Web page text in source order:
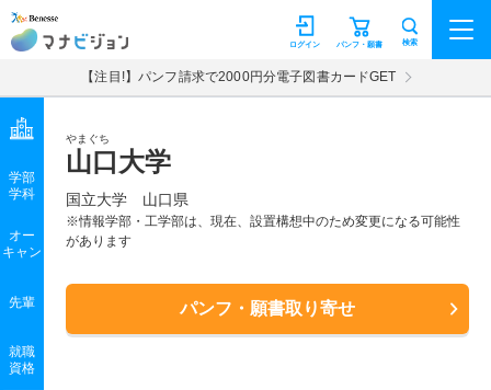
マナビジョン パンフ・願書
ログイン 検索
【注目!】パンフ請求で2000円分電子図書カードGET
やまぐち
山口大学
国立大学 山口県
※情報学部・工学部は、現在、設置構想中のため変更になる可能性
があります
パンフ・願書取り寄せ
学部
学科
オー
キャン
先輩
就職
資格